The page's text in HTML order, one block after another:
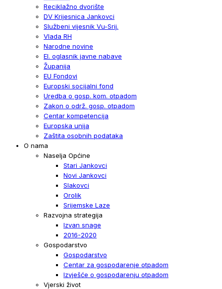
Reciklažno dvorište
DV Krijesnica Jankovci
Službeni vijesnik Vu-Srij.
Vlada RH
Narodne novine
El. oglasnik javne nabave
Županija
EU Fondovi
Europski socijalni fond
Uredba o gosp. kom. otpadom
Zakon o održ. gosp. otpadom
Centar kompetencija
Europska unija
Zaštita osobnih podataka
O nama
Naselja Općine
Stari Jankovci
Novi Jankovci
Slakovci
Orolik
Srijemske Laze
Razvojna strategija
Izvan snage
2016-2020
Gospodarstvo
Gospodarstvo
Centar za gospodarenje otpadom
Izvješće o gospodarenju otpadom
Vjerski život